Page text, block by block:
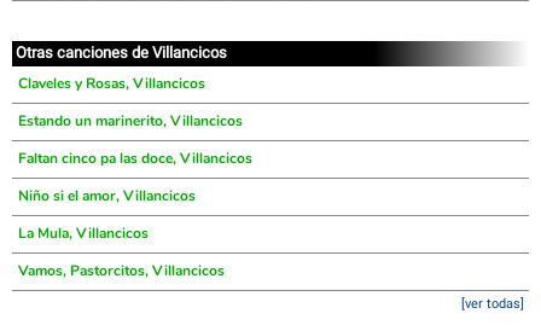
Otras canciones de Villancicos
Claveles y Rosas, Villancicos
Estando un marinerito, Villancicos
Faltan cinco pa las doce, Villancicos
Niño si el amor, Villancicos
La Mula, Villancicos
Vamos, Pastorcitos, Villancicos
[ver todas]